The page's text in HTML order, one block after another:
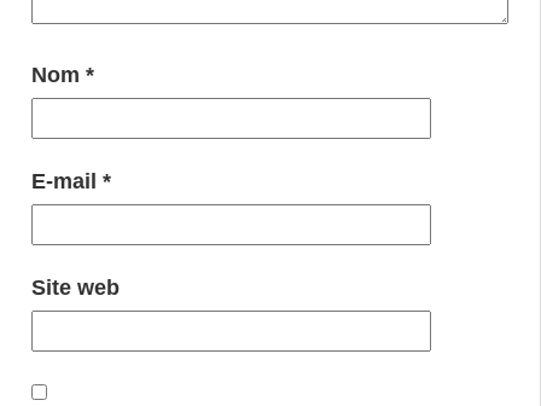
Nom *
E-mail *
Site web